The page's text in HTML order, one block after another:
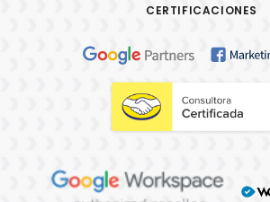
CERTIFICACIONES